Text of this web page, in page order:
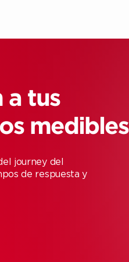
a tus
medibles
journey del
de respuesta y